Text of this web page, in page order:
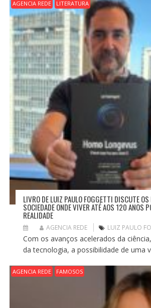
AGENCIA REDE LITERATURA
LIVRO DE LUIZ PAULO FOGGETTI DISCUTE
SOCIEDADE ONDE VIVER ATÉ AOS 120 ANOS
REALIDADE
AGENCIA REDE LUIZ PAULO
Com os avanços acelerados da
da tecnologia, a possibilidade de uma
AGENCIA REDE FAMOSOS